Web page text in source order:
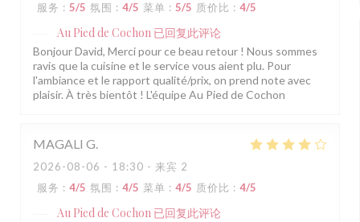
服务 : 5/5 氛围 : 4/5 菜单 : 5/5 质价比 : 4/5
Au Pied de Cochon 已回复此评论
Bonjour David, Merci pour ce beau retour ! Nous sommes
ravis que la cuisine et le service vous aient plu. Pour
l'ambiance et le rapport qualité/prix, on prend note avec
plaisir. À très bientôt ! L'équipe Au Pied de Cochon
MAGALI G
2026-08-06 - 18:30 - 来宾 2
服务 : 4/5 氛围 : 4/5 菜单 : 4/5 质价比 : 4/5
Au Pied de Cochon 已回复此评论